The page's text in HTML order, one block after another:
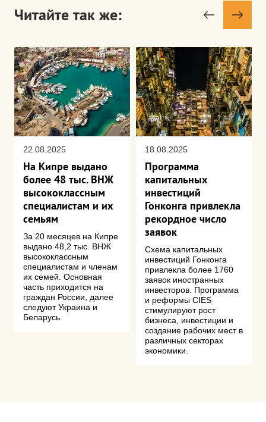
Читайте так же:
22.08.2025
На Кипре выдано
более 48 тыс. ВНЖ
высококлассным
специалистам и их
семьям
За 20 месяцев на Кипре
выдано 48,2 тыс. ВНЖ
высококлассным
специалистам и членам
их семей. Основная
часть приходится на
граждан России, далее
следуют Украина и
Беларусь.
18.08.2025
Программа
капитальных
инвестиций
Гонконга привлекла
рекордное число
заявок
Схема капитальных
инвестиций Гонконга
привлекла более 1760
заявок иностранных
инвесторов. Программа
и реформы CIES
стимулируют рост
бизнеса, инвестиции и
создание рабочих мест в
различных секторах
экономики.